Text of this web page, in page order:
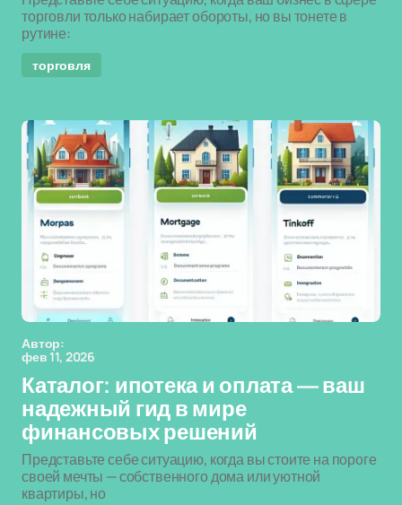
торговли только набирает обороты, но вы тонете в
рутине:
торговля
Автор:
фев 11, 2026
Каталог: ипотека и оплата — ваш
надежный гид в мире
финансовых решений
Представьте себе ситуацию, когда вы стоите на пороге
своей мечты — собственного дома или уютной
квартиры, но